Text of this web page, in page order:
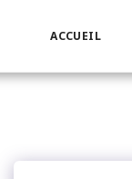
ACCUEIL